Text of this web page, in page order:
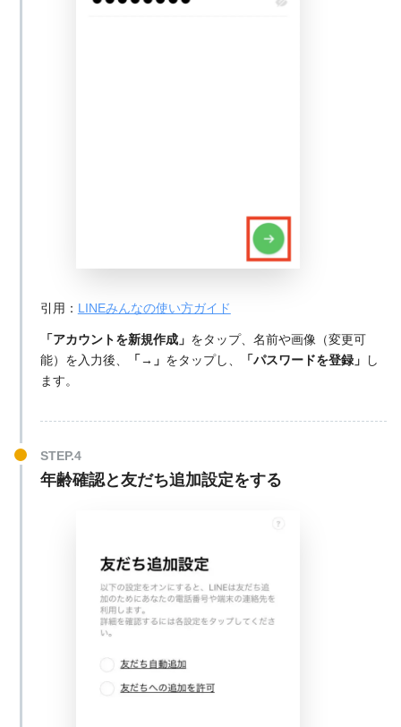
引用： LINEみんなの使い方ガイド
「アカウントを新規作成」 をタップ、名前や画像（変更可
能）を入力後、
「→」 をタップし、 「パスワードを登録」
し
ます。
年齢確認と友だち追加設定をする